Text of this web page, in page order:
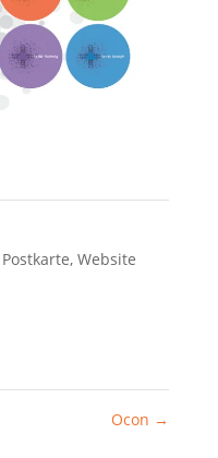
Postkarte, Website
Ocon →